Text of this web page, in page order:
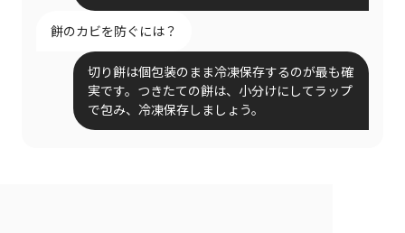
餅のカビを防ぐには？
切り餅は個包装のまま冷凍保存するのが最も確
実です。つきたての餅は、小分けにしてラップ
で包み、冷凍保存しましょう。